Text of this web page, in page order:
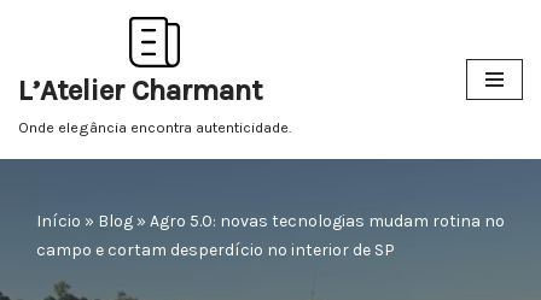
para
o
L’Atelier Charmant
Onde elegância encontra autenticidade.
Início » Blog » Agro 5.0: novas tecnologias mudam rotina no
campo e cortam desperdício no interior de SP